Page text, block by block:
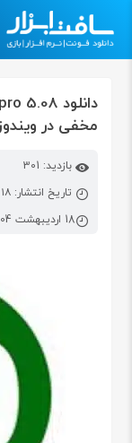
مخفی در
بازدید: 301
تاریخ انتشار: ۱۸ مهر ۱۴۰۲
18 اردیبهشت 1404 در 7:57 ق.ظ